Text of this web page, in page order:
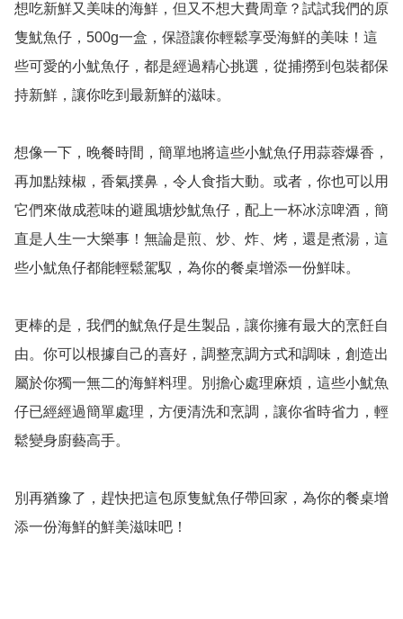
想吃新鮮又美味的海鮮，但又不想大費周章？試試我們的原
隻魷魚仔，500g一盒，保證讓你輕鬆享受海鮮的美味！這
些可愛的小魷魚仔，都是經過精心挑選，從捕撈到包裝都保
持新鮮，讓你吃到最新鮮的滋味。
想像一下，晚餐時間，簡單地將這些小魷魚仔用蒜蓉爆香，
再加點辣椒，香氣撲鼻，令人食指大動。或者，你也可以用
它們來做成惹味的避風塘炒魷魚仔，配上一杯冰涼啤酒，簡
直是人生一大樂事！無論是煎、炒、炸、烤，還是煮湯，這
些小魷魚仔都能輕鬆駕馭，為你的餐桌增添一份鮮味。
更棒的是，我們的魷魚仔是生製品，讓你擁有最大的烹飪自
由。你可以根據自己的喜好，調整烹調方式和調味，創造出
屬於你獨一無二的海鮮料理。別擔心處理麻煩，這些小魷魚
仔已經經過簡單處理，方便清洗和烹調，讓你省時省力，輕
鬆變身廚藝高手。
別再猶豫了，趕快把這包原隻魷魚仔帶回家，為你的餐桌增
添一份海鮮的鮮美滋味吧！